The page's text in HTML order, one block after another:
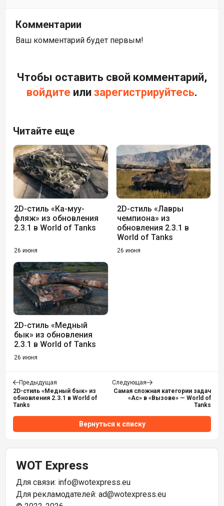
Комментарии
Ваш комментарий будет первым!
Чтобы оставить свой комментарий,
войдите или зарегистрируйтесь.
Читайте еще
2D-стиль «Ка-муу-
фляж» из обновления
2.3.1 в World of Tanks
26 июня
2D-стиль «Лавры
чемпиона» из
обновления 2.3.1 в
World of Tanks
26 июня
2D-стиль «Медный
бык» из обновления
2.3.1 в World of Tanks
26 июня
Предыдущая
2D-стиль «Медный бык» из
обновления 2.3.1 в World of
Tanks
Следующая
Самая сложная категории задач
«Ас» в «Вызове» — World of
Tanks
Вернуться к списку
WOT Express
Для связи: info@wotexpress.eu
Для рекламодателей: ad@wotexpress.eu